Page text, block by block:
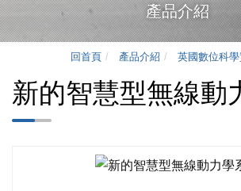
產品介紹
回首頁 產品介紹 英國數位科
新的智慧型無線動